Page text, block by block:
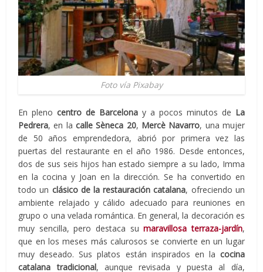
Foto vía Pixabay
En plenocentro de Barcelona y a pocos minutos de La
Pedrera, en lacalle Sèneca 20, Mercè Navarro, una mujer
de 50 años emprendedora, abrió por primera vez las
puertas del restaurante en el año 1986. Desde entonces,
dos de sus seis hijos han estado siempre a su lado, Imma
en la cocina y Joan en la dirección. Se ha convertido en
todo un clásico de la restauración catalana, ofreciendo un
ambiente relajado y cálido adecuado para reuniones en
grupo o una velada romántica. En general, la decoración es
muy sencilla, pero destaca sumaravillosa terraza-jardín,
que en los meses más calurosos se convierte en un lugar
muy deseado. Sus platos están inspirados en la cocina
catalana tradicional, aunque revisada y puesta al día,